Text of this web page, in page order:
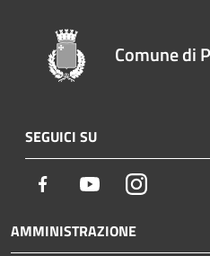
Comune di
SEGUICI SU
Facebook YoutubeInstagram
AMMINISTRAZIONE